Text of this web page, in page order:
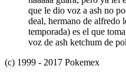
que le dio voz a ash no
deal, hermano de alfredo
temporada) es el que
voz de ash ketchum de
(c) 1999 - 2017 Pokemex